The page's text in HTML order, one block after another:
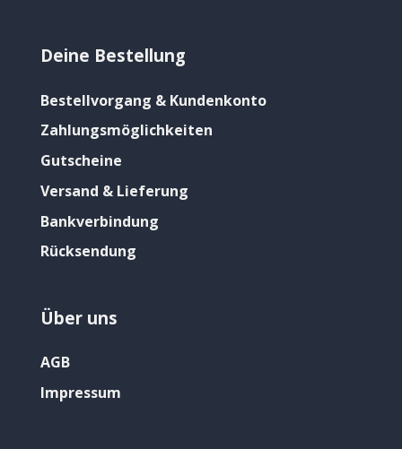
Deine Bestellung
Bestellvorgang & Kundenkonto
Zahlungsmöglichkeiten
Gutscheine
Versand & Lieferung
Bankverbindung
Rücksendung
Über uns
AGB
Impressum